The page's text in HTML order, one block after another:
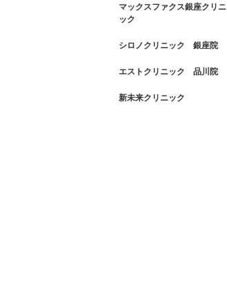
マックスファクス銀座クリニ
ック
シロノクリニック 銀座院
エストクリニック 品川院
新未来クリニック